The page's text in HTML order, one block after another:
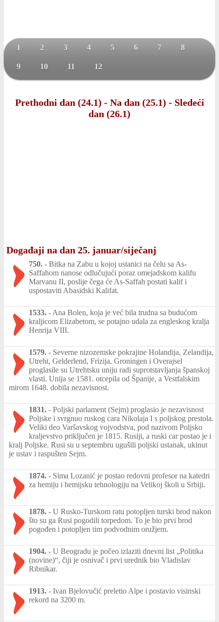
1 2 3 4 5 6 7 8
9 10 11 12
Prethodni dan (24.1) - Na dan (25.1) - Sledeći
dan (26.1)
Događaji na dan 25. januar/siječanj
750. - Bitka na Zabu u kojoj ustanici na čelu sa As-
Saffahom nanose odlučujući poraz omejadskom kalifu
Marvanu II, poslije čega će As-Saffah postati kalif i
uspostaviti Abasidski Kalifat.
1533. - Ana Bolen, koja je već bila trudna sa budućom
kraljicom Elizabetom, se potajno udala za engleskog kralja
Henrija VIII.
1579. - Severne nizozemske pokrajine Holandija, Zelandija,
Utreht, Gelderlend, Frizija, Groningen i Overajsel
proglasile su Utrehtsku uniju radi suprotstavljanja španskoj
vlasti. Unija se 1581. otcepila od Španije, a Vestfalskim
mirom 1648. dobila nezavisnost.
1831. - Poljski parlament (Sejm) proglasio je nezavisnost
Poljske i svrgnuo ruskog cara Nikolaja I s poljskog prestola.
Veliki deo Varšavskog vojvodstva, pod nazivom Poljsko
kraljevstvo priključen je 1815. Rusiji, a ruski car postao je i
kralj Poljske. Rusi su u septembru ugušili poljski ustanak, ukinut
je ustav i raspušten Sejm.
1874. - Sima Lozanić je postao redovni profesor na katedri
za hemiju i hemijsku tehnologiju na Velikoj školi u Srbiji.
1878. - U Rusko-Turskom ratu potopljen turski brod nakon
što su ga Rusi pogodili torpedom. To je bio prvi brod
pogođen i potopljen tim podvodnim oružjem.
1904. - U Beogradu je počeo izlaziti dnevni list „Politika
(novine)“, čiji je osnivač i prvi urednik bio Vladislav
Ribnikar.
1913. - Ivan Bjelovučić preletio Alpe i postavio visinski
rekord na 3200 m.